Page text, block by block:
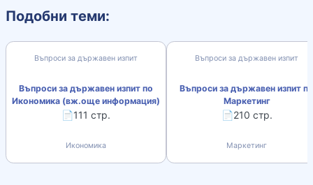
Подобни теми:
Въпроси за държавен изпит
Въпроси за държавен изпит по
Икономика (вж.още информация)
📄111 стр.
Икономика
Въпроси за държавен изпит
Въпроси за държавен изпит по
Маркетинг
📄210 стр.
Маркетинг